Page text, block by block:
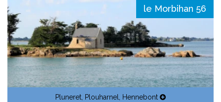
le Morbihan 56
Pluneret, Plouharnel, Hennebont